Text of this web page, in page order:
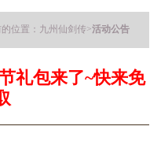
位置： 九州仙剑传>活动公告
礼包来了~快来免